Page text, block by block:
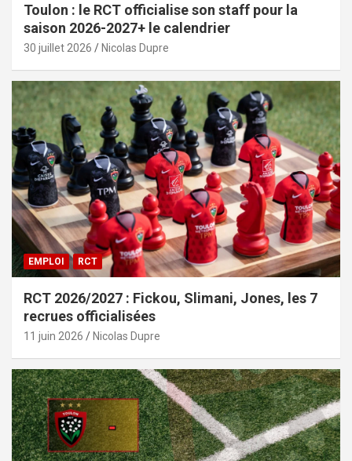
Toulon : le RCT officialise son staff pour la
saison 2026-2027+ le calendrier
30 juillet 2026 Nicolas Dupre
EMPLOI RCT
RCT 2026/2027 : Fickou, Slimani, Jones, les 7
recrues officialisées
11 juin 2026 Nicolas Dupre